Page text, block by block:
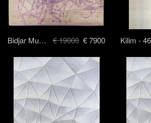
Bidjar Muted - 250x300 cm € 19000 € 7900